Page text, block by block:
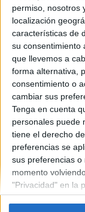
permiso, nosotros
localización
características de
su consentimiento
que llevemos a
forma alternativa,
consentimiento o
cambiar sus
Tenga en cuenta
personales puede
tiene el derecho
preferencias se
sus preferencias
momento
"Privacidad" en la
Phone:+34 91
Email:
Información
Aviso legal
Política de privacidad
Condiciones
Política de cookies